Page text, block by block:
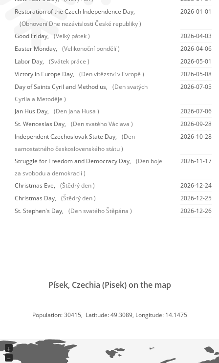
Restoration of the Czech Independence Day,
(Obnovení Dne nezávislosti České republiky )
2026-01-01
Good Friday, (Velký pátek )
2026-04-03
Easter Monday,
(Velikonoční pondělí )
2026-04-06
Labor Day,
(Svátek práce )
2026-05-01
Victory in Europe Day,
(Den vítězství v Evropě )
2026-05-08
Day of Saints Cyril and Methodius,
(Den svatých
Cyrila a Metoděje )
2026-07-05
Jan Hus Day, (Den Jana Husa )
2026-07-06
St. Wenceslas Day,
(Den svatého Václava )
2026-09-28
Independent Czechoslovak State Day,
(Den
samostatného československého státu )
2026-10-28
Struggle for Freedom and Democracy Day,
(Den boje
za svobodu a demokracii )
2026-11-17
Christmas Eve, (Štědrý den )
2026-12-24
Christmas Day,
(Štědrý den )
2026-12-25
St. Stephen's Day,
(Den svatého Štěpána ) 2026-12-26
Písek, Czechia (Pisek) on the map
Population: 30415, Latitude: 49.3089, Longitude: 14.1475
+
−